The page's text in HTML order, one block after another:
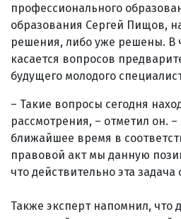
профессионального
образования ­Сергей Пищов,
решения, либо уже решены. В
касается вопросов
будущего молодого
– Такие вопросы сегодня
рассмотрения, – отметил он.
ближайшее время в
правовой акт мы данную
что действительно эта задача
Также эксперт напомнил, что